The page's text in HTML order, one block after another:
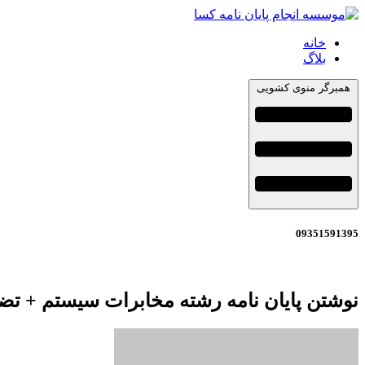
خانه
بلاگ
همبرگر منوی کشویی
09351591395
نوشتن پایان نامه رشته مخابرات سیستم +